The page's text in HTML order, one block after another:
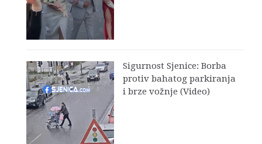
Sigurnost Sjenice: Borba
protiv bahatog parkiranja
i brze vožnje (Video)